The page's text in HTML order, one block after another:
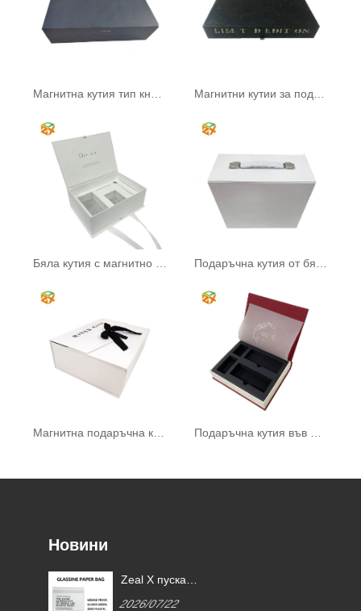
Магнитна подаръчна кутия с панделка
Новини
Zeal X пуска
2026/07/22